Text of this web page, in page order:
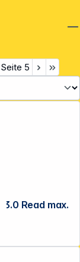
Seite 5